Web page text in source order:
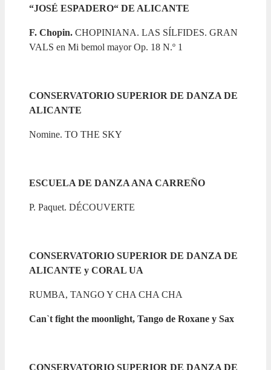
“JOSÉ ESPADERO“ DE ALICANTE
F. Chopin. CHOPINIANA. LAS SÍLFIDES. GRAN
VALS en Mi bemol mayor Op. 18 N.º 1
CONSERVATORIO SUPERIOR DE DANZA DE
ALICANTE
Nomine. TO THE SKY
ESCUELA DE DANZA ANA CARREÑO
P. Paquet. DÉCOUVERTE
CONSERVATORIO SUPERIOR DE DANZA DE
ALICANTE y CORAL UA
RUMBA, TANGO Y CHA CHA CHA
Can`t fight the moonlight, Tango de Roxane y Sax
CONSERVATORIO SUPERIOR DE DANZA DE